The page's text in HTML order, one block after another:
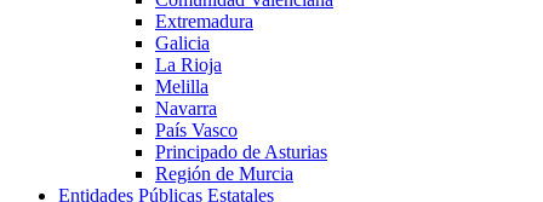
Extremadura
Galicia
La Rioja
Melilla
Navarra
País Vasco
Principado de Asturias
Región de Murcia
Entidades Públicas Estatales